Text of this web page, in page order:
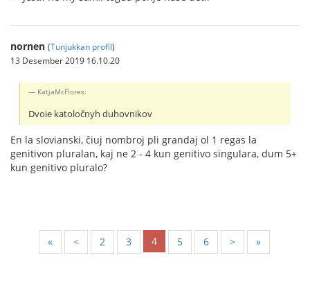
nornen (Tunjukkan profil)
13 Desember 2019 16.10.20
KatjaMcFlores:
Dvoie katoločnyh duhovnikov
En la slovianski, ĉiuj nombroj pli grandaj ol 1 regas la
genitivon pluralan, kaj ne 2 - 4 kun genitivo singulara, dum 5+
kun genitivo pluralo?
« < 2 3 4 5 6 > »